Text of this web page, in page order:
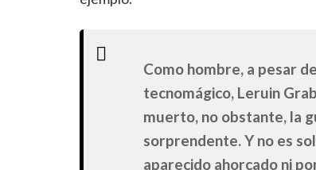
Como hombre, a pesar
tecnomágico, Leruin
muerto, no obstante, la
sorprendente. Y no es
aparecido ahorcado ni